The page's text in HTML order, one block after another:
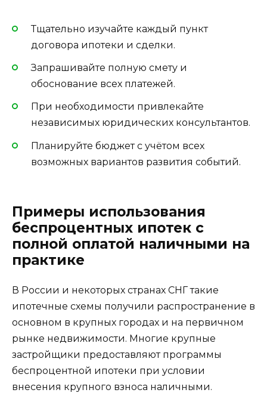
Тщательно изучайте каждый пункт
договора ипотеки и сделки.
Запрашивайте полную смету и
обоснование всех платежей.
При необходимости привлекайте
независимых юридических консультантов.
Планируйте бюджет с учётом всех
возможных вариантов развития событий.
Примеры использования
беспроцентных ипотек с
полной оплатой наличными на
практике
В России и некоторых странах СНГ такие
ипотечные схемы получили распространение в
основном в крупных городах и на первичном
рынке недвижимости. Многие крупные
застройщики предоставляют программы
беспроцентной ипотеки при условии
внесения крупного взноса наличными.